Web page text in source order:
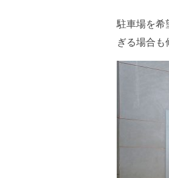
駐車場を希
ぎる場合も